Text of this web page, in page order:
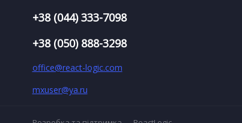
+38 (044) 333-7098
+38 (050) 888-3298
office@react-logic.com
mxuser@ya.ru